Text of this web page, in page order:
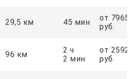
29,5 км 45 мин
от 7965
руб.
96 км
2 ч
2 мин
от 2592
руб.